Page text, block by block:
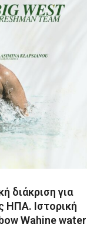
διάκριση για
ΗΠΑ. Ιστορική
Wahine water